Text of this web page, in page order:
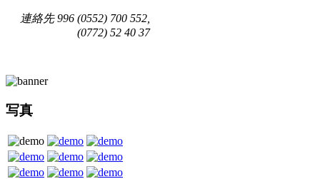
連絡先996 (0552) 700 552,
(0772) 52 40 37
写真